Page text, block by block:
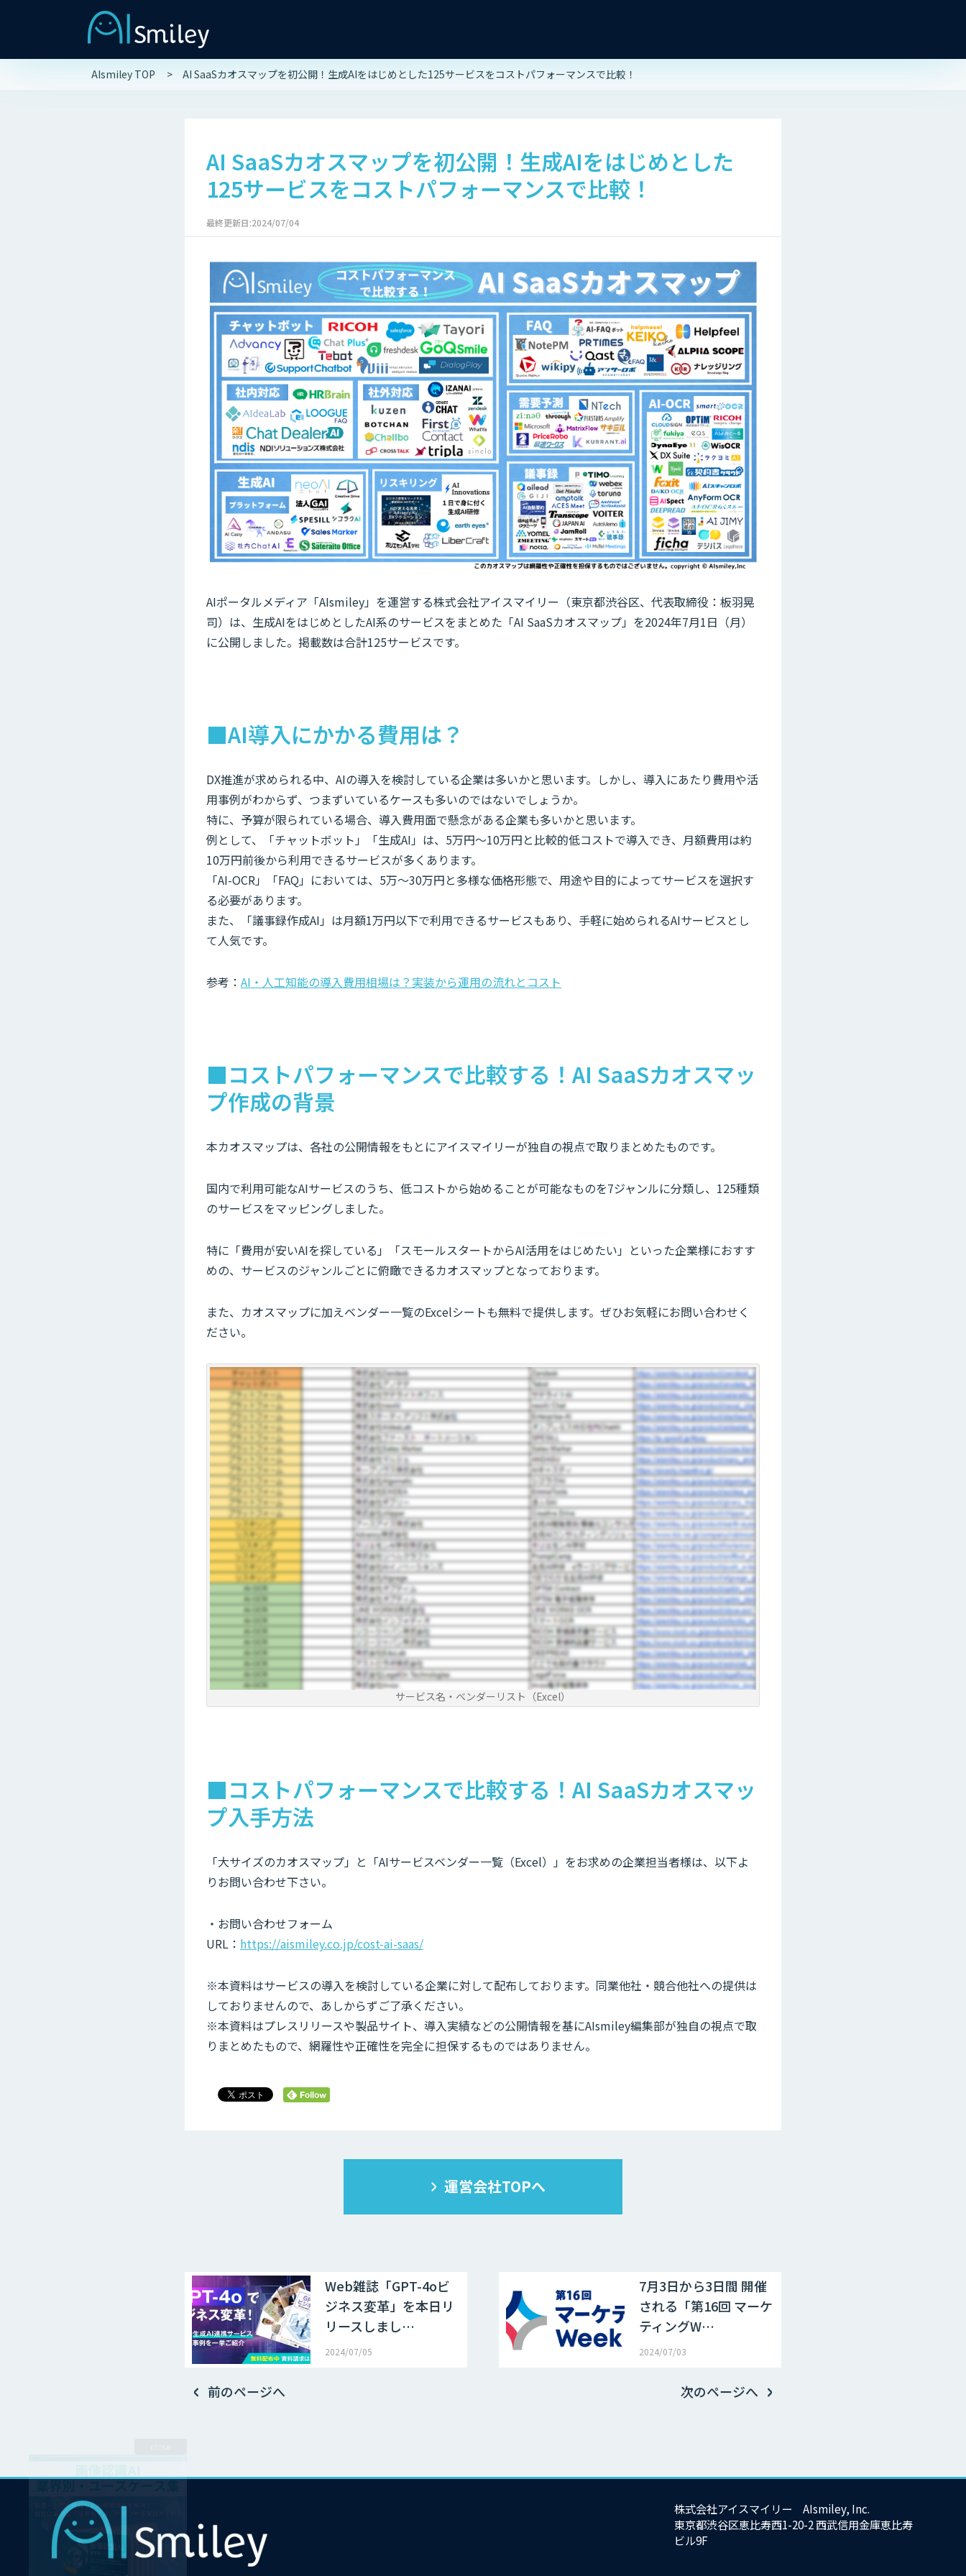
AIsmiley TOP AI SaaSカオスマップを初公開！生成AIをはじめとした125サービスをコストパフォーマンスで比較！
AI SaaSカオスマップを初公開！生成AIをはじめとした
125サービスをコストパフォーマンスで比較！
最終更新日:2024/07/04
AIポータルメディア「AIsmiley」を運営する株式会社アイスマイリー（東京都渋谷区、代表取締役：板羽晃
司）は、生成AIをはじめとしたAI系のサービスをまとめた「AI SaaSカオスマップ」を2024年7月1日（月）
に公開しました。掲載数は合計125サービスです。
■AI導入にかかる費用は？
DX推進が求められる中、AIの導入を検討している企業は多いかと思います。しかし、導入にあたり費用や活
用事例がわからず、つまずいているケースも多いのではないでしょうか。
特に、予算が限られている場合、導入費用面で懸念がある企業も多いかと思います。
例として、「チャットボット」「生成AI」は、5万円〜10万円と比較的低コストで導入でき、月額費用は約
10万円前後から利用できるサービスが多くあります。
「AI-OCR」「FAQ」においては、5万～30万円と多様な価格形態で、用途や目的によってサービスを選択す
る必要があります。
また、「議事録作成AI」は月額1万円以下で利用できるサービスもあり、手軽に始められるAIサービスとし
て人気です。
参考： AI・人工知能の導入費用相場は？実装から運用の流れとコスト
■コストパフォーマンスで比較する！AI SaaSカオスマッ
プ作成の背景
本カオスマップは、各社の公開情報をもとにアイスマイリーが独自の視点で取りまとめたものです。
国内で利用可能なAIサービスのうち、低コストから始めることが可能なものを7ジャンルに分類し、125種類
のサービスをマッピングしました。
特に「費用が安いAIを探している」「スモールスタートからAI活用をはじめたい」といった企業様におすす
めの、サービスのジャンルごとに俯瞰できるカオスマップとなっております。
また、カオスマップに加えベンダー一覧のExcelシートも無料で提供します。ぜひお気軽にお問い合わせく
ださい。
サービス名・ベンダーリスト（Excel）
■コストパフォーマンスで比較する！AI SaaSカオスマッ
プ入手方法
「大サイズのカオスマップ」と「AIサービスベンダー一覧（Excel）」をお求めの企業担当者様は、以下よ
りお問い合わせ下さい。
・お問い合わせフォーム
URL： https://aismiley.co.jp/cost-ai-saas/
※本資料はサービスの導入を検討している企業に対して配布しております。同業他社・競合他社への提供は
しておりませんので、あしからずご了承ください。
※本資料はプレスリリースや製品サイト、導入実績などの公開情報を基にAIsmiley編集部が独自の視点で取
りまとめたもので、網羅性や正確性を完全に担保するものではありません。
運営会社TOPへ
Web雑誌「GPT-4oビ
ジネス変革」を本日リ
リースしまし…
2024/07/05
7月3日から3日間 開催
される「第16回 マーケ
ティングW…
2024/07/03
前のページへ 次のページへ
株式会社アイスマイリー AIsmiley, Inc.
東京都渋谷区恵比寿西1-20-2 西武信用金庫恵比寿
ビル9F